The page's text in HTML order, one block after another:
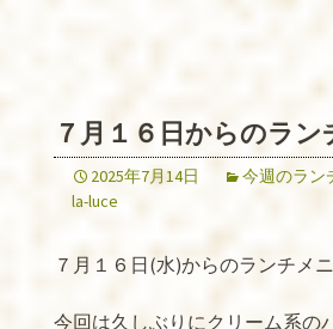
７月１６日からのラ
2025年7月14日
今週のラン
la-luce
７月１６日(水)からのランチメ
今回は久しぶりにクリーム系の